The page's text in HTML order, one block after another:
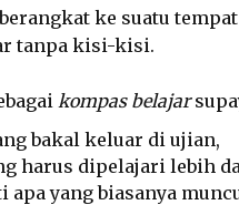
ke suatu
tanpa kisi-kisi.
kompas belajar
bakal keluar di ujian,
harus dipelajari lebih
apa yang biasanya